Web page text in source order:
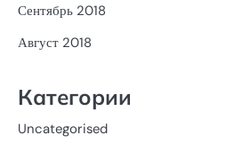
Сентябрь 2018
Август 2018
Категории
Uncategorised